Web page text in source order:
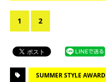
1 2
SUMMER STYLE AWARD